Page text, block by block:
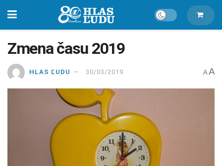
Zmena času 2019
HLAS ĽUDU 30/03/2019 A A